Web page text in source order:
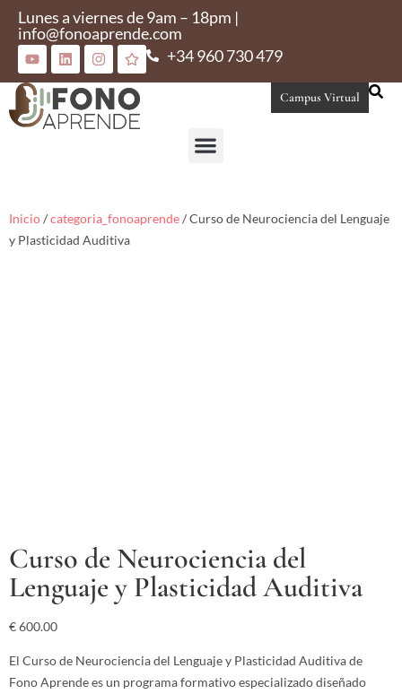
Lunes a viernes de 9am – 18pm |
info@fonoaprende.com
+34 960 730 479
Campus Virtual
Inicio/categoria_fonoaprende/ Curso de Neurociencia del Lenguaje
y Plasticidad Auditiva
Curso de Neurociencia del
Lenguaje y Plasticidad Auditiva
€600.00
El Curso de Neurociencia del Lenguaje y Plasticidad Auditiva de
Fono Aprende es un programa formativo especializado diseñado